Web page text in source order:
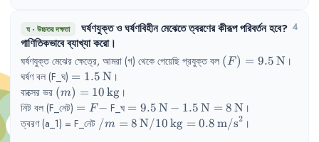
ঘ· উচ্চতর দক্ষতা ঘর্ষণযুক্তওঘর্ষণবিহীনমেঝেতেত্বরণেরকীরূপপরিবর্তনহবে?
গাণিতিকভাবেব্যাখ্যাকরো।
4
ঘর্ষণযুক্ত মেঝের ক্ষেত্রে, আমরা (গ) থেকে পেয়েছি প্রযুক্ত বল (F) =
(F ) = 9.5 N।
ঘর্ষণ বল (F_ঘ) =
1.5\,\text{N}
= 1.5 N।
বাক্সের ভর (m) =
10\,\text{kg}
(m) = 10 kg ।
নিট বল (F_নেট) =
F
= F − F_ঘ =
9.5\,\text{N}
= 9.5 N − 1.5 N = 8 N ।
ত্বরণ (a_1) = F_নেট / m = 8\,\text{N} /
/m = 8 N/10 kg = 0.8 m/s2 ।